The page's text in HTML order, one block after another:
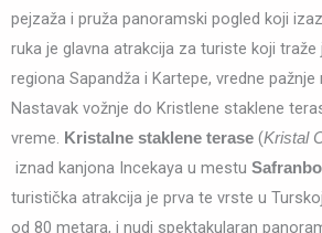
pejzaža i pruža panoramski pogled koji
ruka je glavna atrakcija za turiste koji
regiona Sapandža i Kartepe, vredne
Nastavak vožnje do Kristlene staklene
vreme. Kristalne staklene terase (Kristal
iznad kanjona Incekaya u mestu
turistička atrakcija je prva te vrste u
od 80 metara, i nudi spektakularan